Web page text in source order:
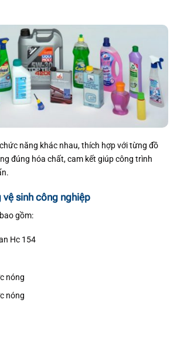
năng khác nhau, thích hợp với từng đồ
đúng hóa chất, cam kết giúp công trình
sinh công nghiệp
gồm:
Hc 154
nóng
nóng